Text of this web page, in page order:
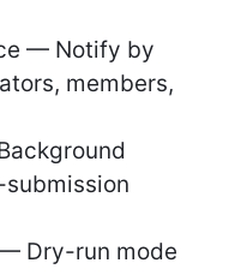
— Notify by
members,
— Dry-run mode